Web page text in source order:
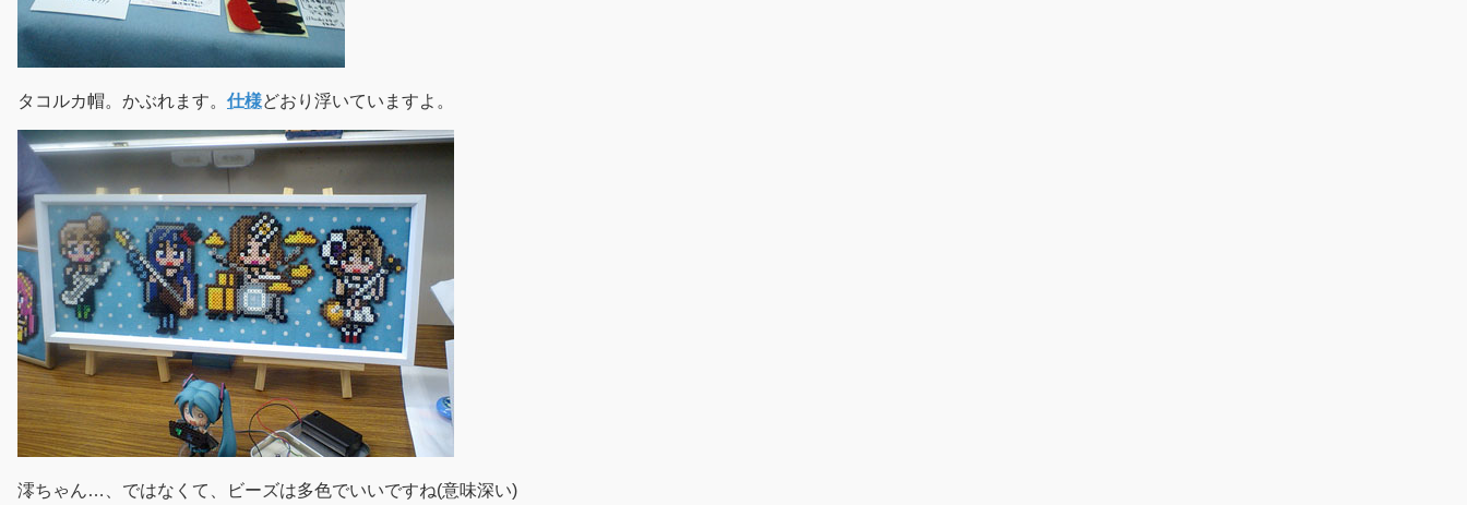
タコルカ帽。かぶれます。 仕様どおり浮いていますよ。
澪ちゃん…、ではなくて、ビーズは多色でいいですね(意味深い)